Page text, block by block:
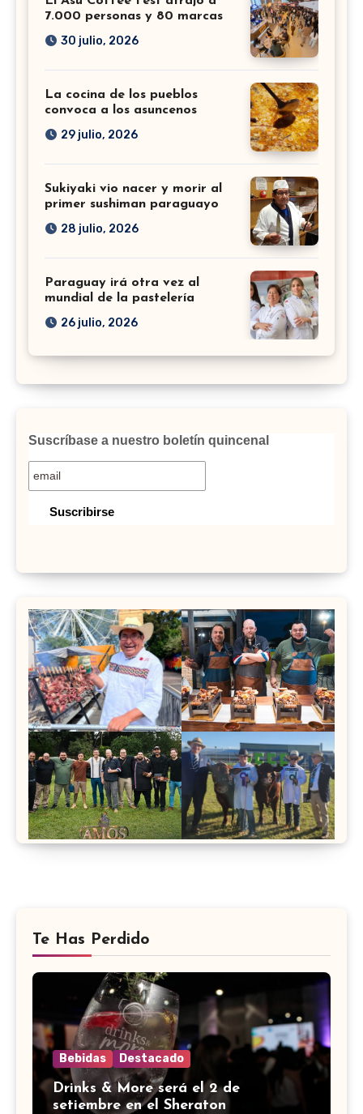
7.000 personas y 80 marcas
30 julio, 2026
La cocina de los pueblos
convoca a los asuncenos
29 julio, 2026
Sukiyaki vio nacer y morir al
primer sushiman paraguayo
28 julio, 2026
Paraguay irá otra vez al
mundial de la pastelería
26 julio, 2026
Suscríbase a nuestro boletín quincenal
Te Has Perdido
Bebidas Destacado
Drinks & More será el 2 de
setiembre en el Sheraton